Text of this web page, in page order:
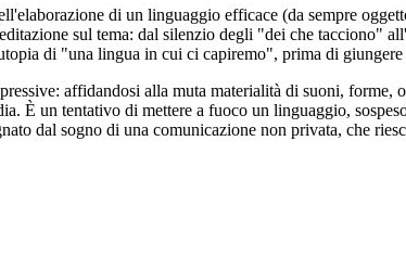
di un linguaggio efficace (da sempre
sul tema: dal silenzio degli "dei che tacciono"
di "una lingua in cui ci capiremo", prima di
affidandosi alla muta materialità di suoni,
È un tentativo di mettere a fuoco un linguaggio,
dal sogno di una comunicazione non privata, che